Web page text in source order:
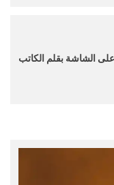
على الشاشة بقلم الكاتب